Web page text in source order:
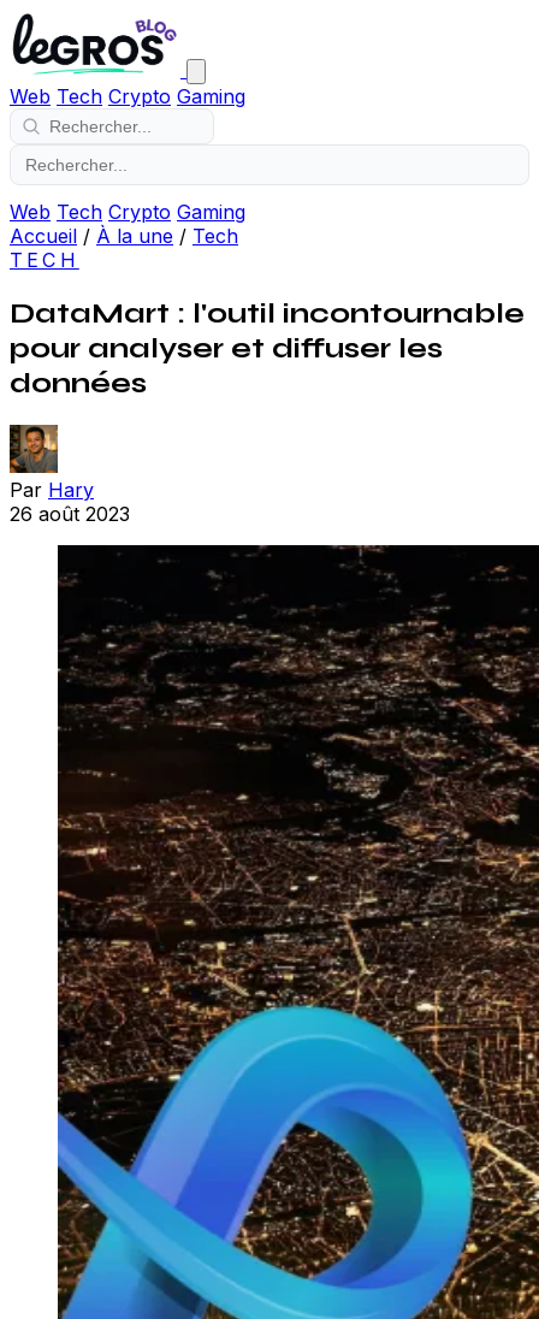
Web Tech Crypto Gaming
Web Tech Crypto Gaming
Accueil / À la une / Tech
TECH
DataMart : l'outil incontournable
pour analyser et diffuser les
données
Par Hary
26 août 2023